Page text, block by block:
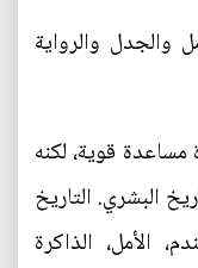
والجدل والرواية
قوية، لكنه
البشري. التاريخ
الأمل، الذاكرة